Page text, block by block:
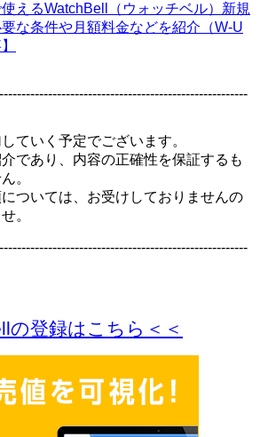
使えるWatchBell（ウォッチベル）新規
な条件や月額料金などを紹介（W-U
ていく予定でございます。
であり、内容の正確性を保証するも
。
ついては、お受けしておりませんの
。
の登録はこちら＜＜